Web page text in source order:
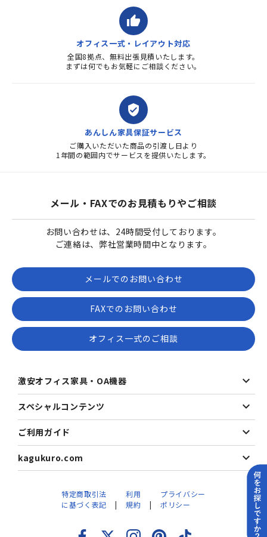
thumb_up
オフィス一式・レイアウト対応
全国8拠点、無料出張見積いたします。
まずは何でもお気軽にご相談ください。
verified_user
あんしん家具保証サービス
ご購入いただいた商品の引渡し日より
1年間の範囲内でサービスを提供いたします。
メール・FAXでのお見積もりやご相談
お問い合わせは、24時間受付しております。
ご連絡は、弊社営業時間中となります。
メールでのお問い合わせ
FAXでのお問い合わせ
オフィス一式のご相談
激安オフィス家具・OA機器
スペシャルコンテンツ
ご利用ガイド
kagukuro.com
特定商取引法
に基づく表記
利用
規約
プライバシー
ポリシー